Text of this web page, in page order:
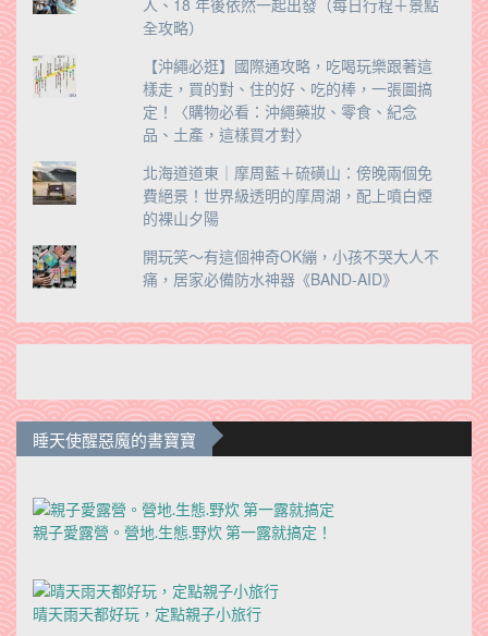
人、18 年後依然一起出發（每日行程＋景點
全攻略）
【沖繩必逛】國際通攻略，吃喝玩樂跟著這
樣走，買的對、住的好、吃的棒，一張圖搞
定！〈購物必看：沖繩藥妝、零食、紀念
品、土產，這樣買才對〉
北海道道東｜摩周藍＋硫磺山：傍晚兩個免
費絕景！世界級透明的摩周湖，配上噴白煙
的裸山夕陽
開玩笑～有這個神奇OK繃，小孩不哭大人不
痛，居家必備防水神器《BAND-AID》
睡天使醒惡魔的書寶寶
親子愛露營。營地.生態.野炊 第一露就搞定！
晴天雨天都好玩，定點親子小旅行